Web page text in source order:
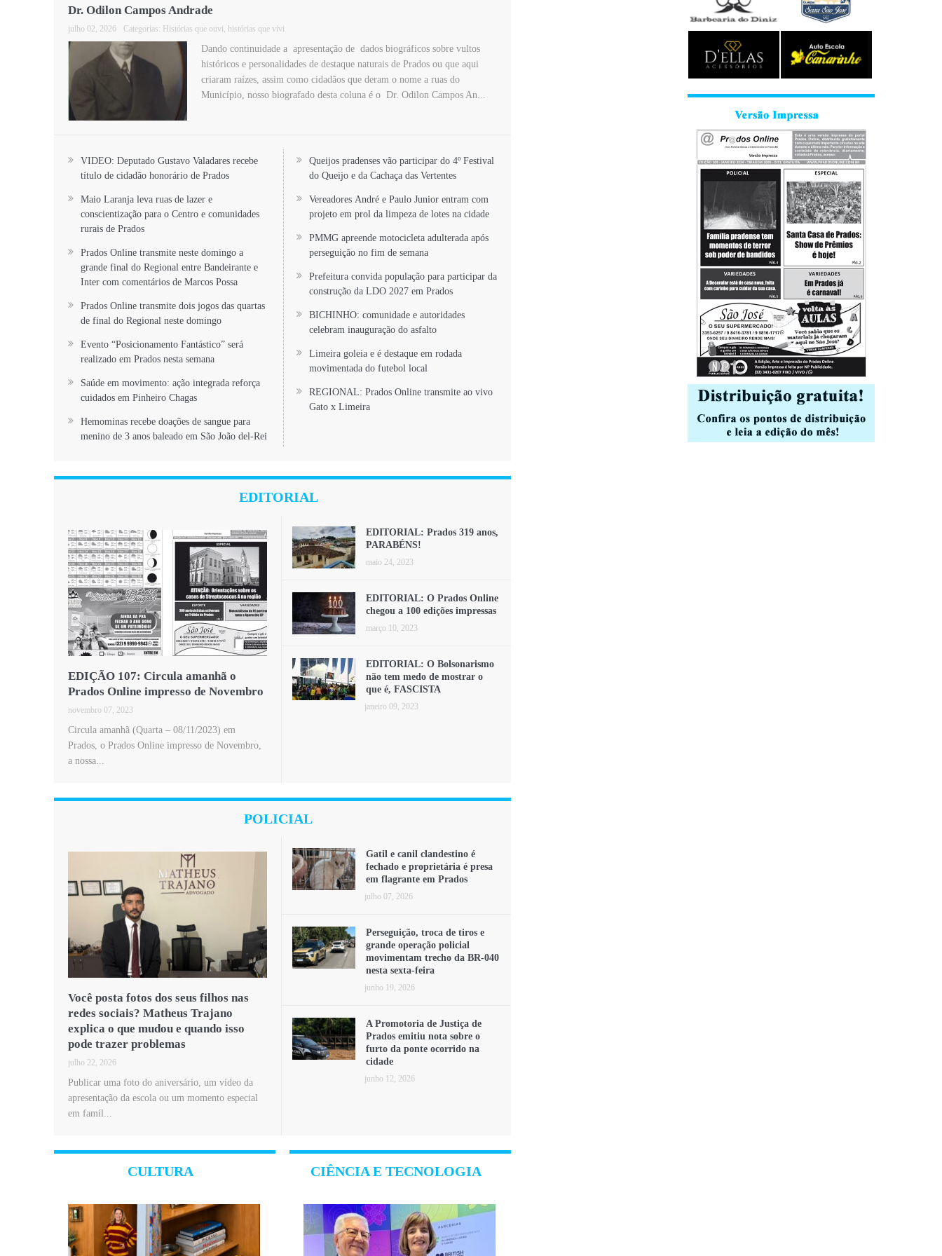
Dr. Odilon Campos Andrade
julho 02, 2026 Categorias: Histórias que ouvi, histórias que vivi
Dando continuidade a apresentação de dados biográficos sobre vultos
históricos e personalidades de destaque naturais de Prados ou que aqui
criaram raízes, assim como cidadãos que deram o nome a ruas do
Município, nosso biografado desta coluna é o Dr. Odilon Campos An...
VIDEO: Deputado Gustavo Valadares recebe
título de cidadão honorário de Prados
Maio Laranja leva ruas de lazer e
conscientização para o Centro e comunidades
rurais de Prados
Prados Online transmite neste domingo a
grande final do Regional entre Bandeirante e
Inter com comentários de Marcos Possa
Prados Online transmite dois jogos das quartas
de final do Regional neste domingo
Evento “Posicionamento Fantástico” será
realizado em Prados nesta semana
Saúde em movimento: ação integrada reforça
cuidados em Pinheiro Chagas
Hemominas recebe doações de sangue para
menino de 3 anos baleado em São João del-Rei
Queijos pradenses vão participar do 4º Festival
do Queijo e da Cachaça das Vertentes
Vereadores André e Paulo Junior entram com
projeto em prol da limpeza de lotes na cidade
PMMG apreende motocicleta adulterada após
perseguição no fim de semana
Prefeitura convida população para participar da
construção da LDO 2027 em Prados
BICHINHO: comunidade e autoridades
celebram inauguração do asfalto
Limeira goleia e é destaque em rodada
movimentada do futebol local
REGIONAL: Prados Online transmite ao vivo
Gato x Limeira
EDITORIAL
EDIÇÃO 107: Circula amanhã o
Prados Online impresso de Novembro
novembro 07, 2023
Circula amanhã (Quarta – 08/11/2023) em
Prados, o Prados Online impresso de Novembro,
a nossa...
EDITORIAL: Prados 319 anos,
PARABÉNS!
maio 24, 2023
EDITORIAL: O Prados Online
chegou a 100 edições impressas
março 10, 2023
EDITORIAL: O Bolsonarismo
não tem medo de mostrar o
que é, FASCISTA
janeiro 09, 2023
POLICIAL
Você posta fotos dos seus filhos nas
redes sociais? Matheus Trajano
explica o que mudou e quando isso
pode trazer problemas
julho 22, 2026
Publicar uma foto do aniversário, um vídeo da
apresentação da escola ou um momento especial
em famíl...
Gatil e canil clandestino é
fechado e proprietária é presa
em flagrante em Prados
julho 07, 2026
Perseguição, troca de tiros e
grande operação policial
movimentam trecho da BR-040
nesta sexta-feira
junho 19, 2026
A Promotoria de Justiça de
Prados emitiu nota sobre o
furto da ponte ocorrido na
cidade
junho 12, 2026
CULTURA CIÊNCIA E TECNOLOGIA